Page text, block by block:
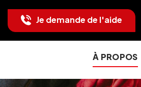
Je demande de l'aide
À PROPOS